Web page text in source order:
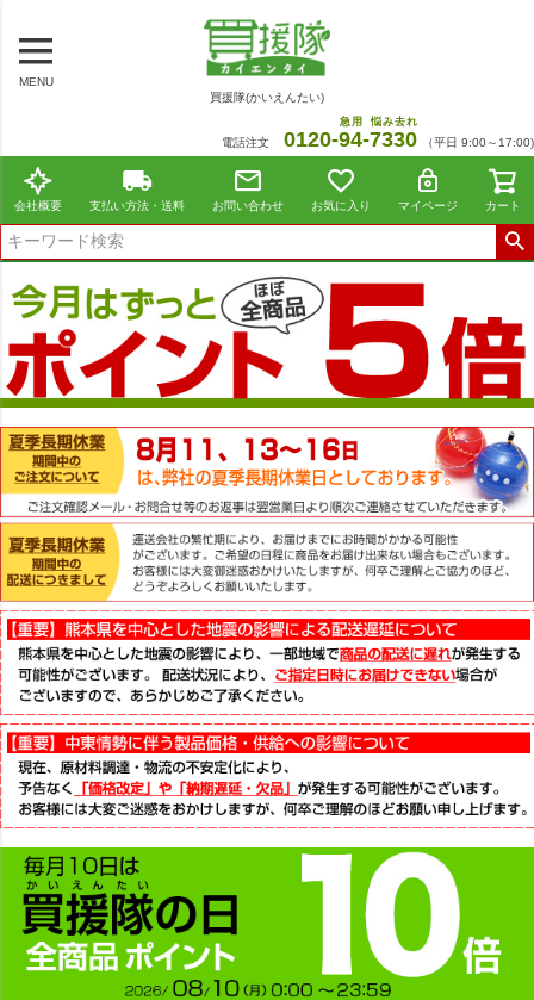
MENU
買援隊(かいえんたい)
電話注文 0120-94
急用
-7330
悩み去れ
（平日 9:00～17:00)
会社概要 支払い方法・送料 お問い合わせ お気に入り マイページ カート